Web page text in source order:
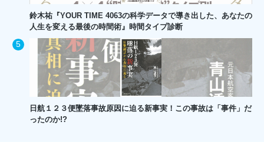
鈴木祐『YOUR TIME 4063の科学データで導き出した、あなたの
人生を変える最後の時間術』時間タイプ診断
日航１２３便墜落事故原因に迫る新事実！この事故は「事件」だ
ったのか!?